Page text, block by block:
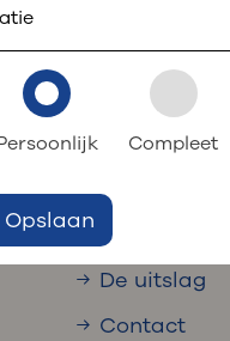
MijnOLVG
Via een
De uitslag
Contact
Compleet
Opslaan